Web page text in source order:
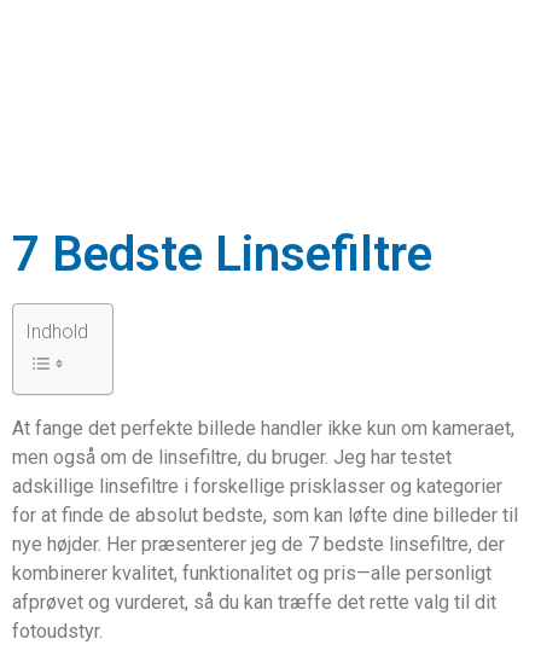
7 Bedste Linsefiltre
Indhold
At fange det perfekte billede handler ikke kun om kameraet,
men også om de linsefiltre, du bruger. Jeg har testet
adskillige linsefiltre i forskellige prisklasser og kategorier
for at finde de absolut bedste, som kan løfte dine billeder til
nye højder. Her præsenterer jeg de 7 bedste linsefiltre, der
kombinerer kvalitet, funktionalitet og pris—alle personligt
afprøvet og vurderet, så du kan træffe det rette valg til dit
fotoudstyr.